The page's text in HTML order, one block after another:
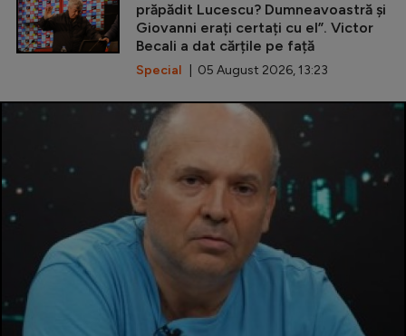
prăpădit Lucescu? Dumneavoastră și
Giovanni erați certați cu el”. Victor
Becali a dat cărțile pe față
Special | 05 August 2026, 13:23